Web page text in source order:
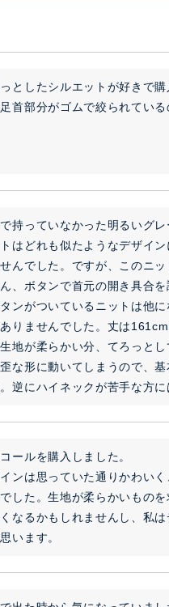
としたシルエットが好きで
首部分がゴムで絞られてい
持っていなかった明るいグ
はどれも似たようなデザイ
んでした。ですが、このニ
、ボタンで首元の開き具合
ンがついているニットは他
りませんでした。丈は
地が柔らかい分、てろっと
な形に動いてしまうので、
逆にハイネックが苦手な方
ールを購入しました。
ンは思っていた通りかわい
でした。生地が柔らかいもの
なるかもしれませんし、私
います。